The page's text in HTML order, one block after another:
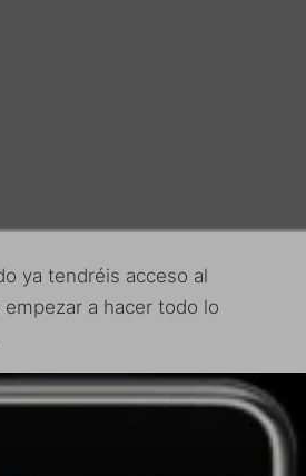
ya tendréis acceso al
a hacer todo lo